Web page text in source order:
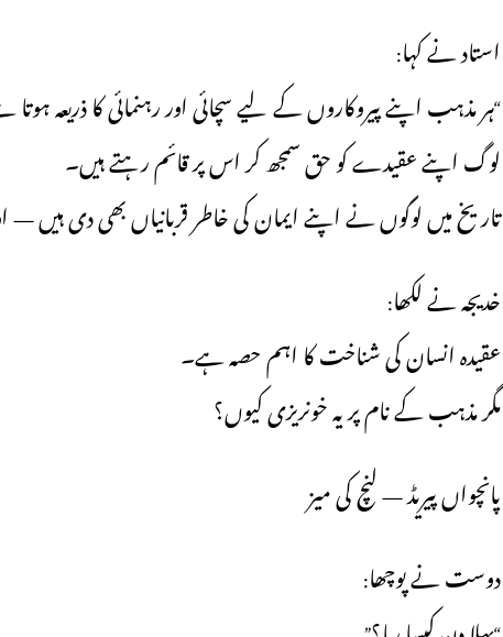
استاد نے کہا:
“ہر مذہب اپنے پیروکاروں کے لیے سچائی اور رہنمائی کا ذریعہ
لوگ اپنے عقیدے کو حق سمجھ کر اس پر قائم رہتے ہیں۔
تاریخ میں لوگوں نے اپنے ایمان کی خاطر قربانیاں بھی دی
خدیجہ نے لکھا:
عقیدہ انسان کی شناخت کا اہم حصہ ہے۔
مگر مذہب کے نام پر یہ خونریزی کیوں؟
پانچواں پیریڈ — لنچ کی میز
دوست نے پوچھا: